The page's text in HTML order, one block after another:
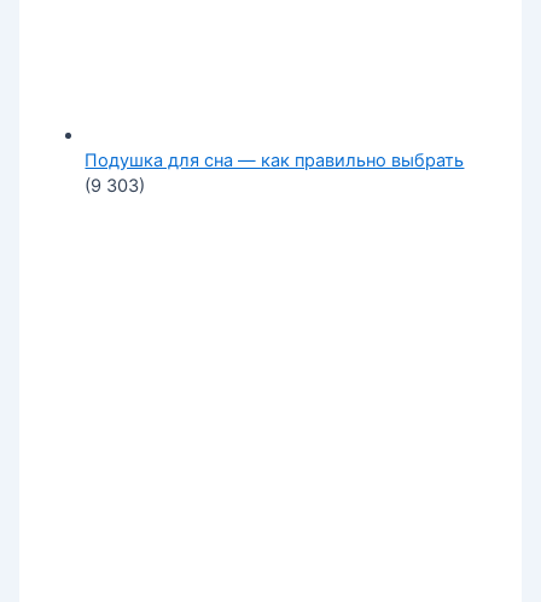
Подушка для сна — как правильно выбрать
(9 303)